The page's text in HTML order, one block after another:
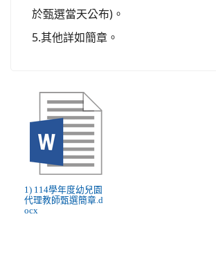
於甄選當天公布) 。
5.其他詳如簡章。
1) 114學年度幼兒園
代理教師甄選簡章.d
ocx